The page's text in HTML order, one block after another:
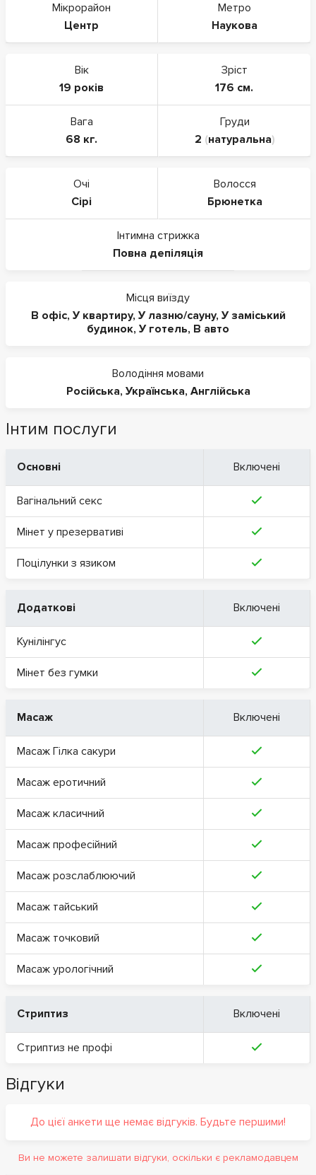
Мікрорайон
Центр
Метро
Наукова
Вік
19 років
Зріст
176 см.
Вага
68 кг.
Груди
2 (натуральна)
Очі
Сірі
Волосся
Брюнетка
Інтимна стрижка
Повна депіляція
Місця виїзду
В офіс, У квартиру, У лазню/сауну, У заміський
будинок, У готель, В авто
Володіння мовами
Російська, Українська, Англійська
Інтим послуги
Основні Включені
Вагінальний секс
Мінет у презервативі
Поцілунки з язиком
Додаткові Включені
Кунілінгус
Мінет без гумки
Масаж Включені
Масаж Гілка сакури
Масаж еротичний
Масаж класичний
Масаж професійний
Масаж розслаблюючий
Масаж тайський
Масаж точковий
Масаж урологічний
Стриптиз Включені
Стриптиз не профі
Відгуки
До цієї анкети ще немає відгуків. Будьте першими!
Ви не можете залишати відгуки, оскільки є рекламодавцем